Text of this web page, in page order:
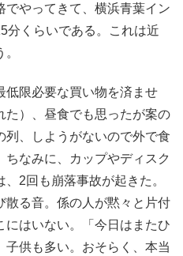
でやってきて、横浜青葉イン
分くらいである。これは近
低限必要な買い物を済ませ
た）、昼食でも思ったが案の
列、しようがないので外で食
なみに、カップやディスク
2回も崩落事故が起きた。
散る音。係の人が黙々と片付
にはいない。「今日はまたひ
子供も多い。おそらく、本当